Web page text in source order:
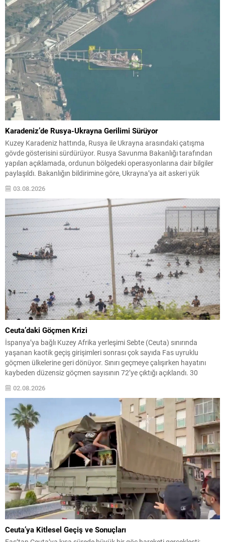
Karadeniz’de Rusya-Ukrayna Gerilimi Sürüyor
Kuzey Karadeniz hattında, Rusya ile Ukrayna arasındaki çatışma
gövde gösterisini sürdürüyor. Rusya Savunma Bakanlığı tarafından
yapılan açıklamada, ordunun bölgedeki operasyonlarına dair bilgiler
paylaşıldı. Bakanlığın bildirimine göre, Ukrayna’ya ait askeri yük
taşıyan dört gemi hedef alındı ve vuruldu. Operasyonlarda insansız
hava araçlarının (İHA) aktif olarak kullanıldığı vurgulandı. Ulaşım
Altyapısına Yönelik Vurgu...
03.08.2026
Ceuta’daki Göçmen Krizi
İspanya’ya bağlı Kuzey Afrika yerleşimi Sebte (Ceuta) sınırında
yaşanan kaotik geçiş girişimleri sonrası çok sayıda Fas uyruklu
göçmen ülkelerine geri dönüyor. Sınırı geçmeye çalışırken hayatını
kaybeden düzensiz göçmen sayısının 72’ye çıktığı açıklandı. 30
göçmen sayısının yaklaşık 73 bin 500 civarında olduğu bildirildi; bu...
02.08.2026
Ceuta’ya Kitlesel Geçiş ve Sonuçları